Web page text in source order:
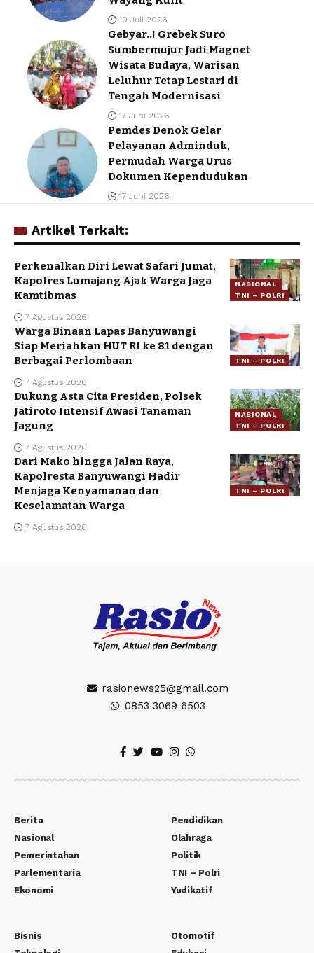
10 Juli 2026
Gebyar..! Grebek Suro
Sumbermujur Jadi Magnet
Wisata Budaya, Warisan
Leluhur Tetap Lestari di
Tengah Modernisasi
17 Juni 2026
Pemdes Denok Gelar
Pelayanan Adminduk,
Permudah Warga Urus
Dokumen Kependudukan
17 Juni 2026
Artikel Terkait:
NASIONAL
TNI – POLRI
Perkenalkan Diri Lewat Safari Jumat,
Kapolres Lumajang Ajak Warga Jaga
Kamtibmas
7 Agustus 2026
TNI – POLRI
Warga Binaan Lapas Banyuwangi
Siap Meriahkan HUT RI ke 81 dengan
Berbagai Perlombaan
7 Agustus 2026
NASIONAL
TNI – POLRI
Dukung Asta Cita Presiden, Polsek
Jatiroto Intensif Awasi Tanaman
Jagung
7 Agustus 2026
TNI – POLRI
Dari Mako hingga Jalan Raya,
Kapolresta Banyuwangi Hadir
Menjaga Kenyamanan dan
Keselamatan Warga
7 Agustus 2026
rasionews25@gmail.com
0853 3069 6503
Berita
Nasional
Pemerintahan
Parlementaria
Ekonomi
Pendidikan
Olahraga
Politik
TNI – Polri
Yudikatif
Bisnis
Otomotif